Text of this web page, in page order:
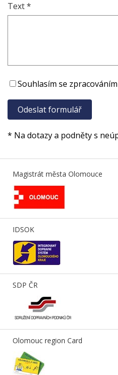
Text *
Souhlasím se zpracováním
* Na dotazy a podněty s
Magistrát města Olomouce
IDSOK
SDP ČR
Olomouc region Card